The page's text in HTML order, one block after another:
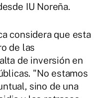
IU Noreña.
considera que esta
de las
de inversión en
"No estamos
sino de una